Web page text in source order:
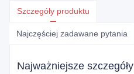
Szczegóły produktu
Najczęściej zadawane pytania
Najważniejsze szczegóły